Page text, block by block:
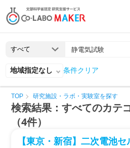
地域指定なし 条件クリア
TOP 研究施設・ラボ・実験室を探す
検索結果：すべてのカテ
（4件）
【東京・新宿】二次電池